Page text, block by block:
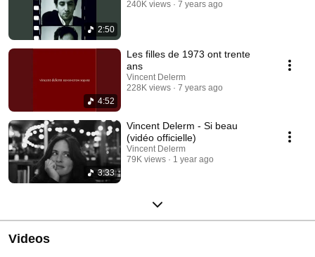
2:50
240K views
7 years ago
4:52
Les filles de 1973 ont trente
ans
Vincent Delerm
228K views
7 years ago
3:33
Vincent Delerm - Si beau
(vidéo officielle)
Vincent Delerm
79K views
1 year ago
Videos